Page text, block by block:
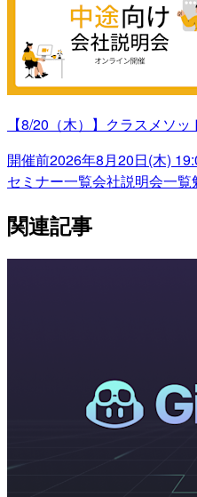
【8/20（木）】クラスメソ
開催前2026年8月20日(木)
セミナー一覧会社説明会一覧
関連記事